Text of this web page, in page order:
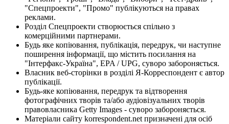
"Спецпроекти", "Промо" публікуються на правах
реклами.
Розділ Спецпроекти створюється спільно з
комерційними партнерами.
Будь яке копіювання, публікація, передрук, чи наступне
поширення інформації, що містить посилання на
"Інтерфакс-Україна", EPA / UPG, суворо забороняється.
Власник веб-сторінки в розділі Я-Корреспондент є автор
публікації.
Будь-яке копіювання, передрук та відтворення
фотографічних творів та/або аудіовізуальних творів
правовласника Getty Images - суворо забороняється.
Матеріали сайту korrespondent.net призначені для осіб